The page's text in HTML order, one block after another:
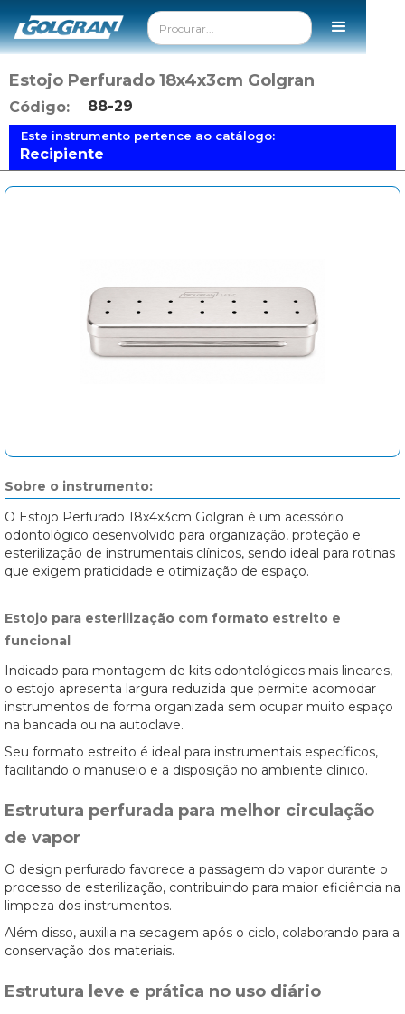
Estojo Perfurado 18x4x3cm Golgran
Código: 88-29
Este instrumento pertence ao catálogo:
Recipiente
Sobre o instrumento:
O Estojo Perfurado 18x4x3cm Golgran é um acessório
odontológico desenvolvido para organização, proteção e
esterilização de instrumentais clínicos, sendo ideal para rotinas
que exigem praticidade e otimização de espaço.
Estojo para esterilização com formato estreito e
funcional
Indicado para montagem de kits odontológicos mais lineares,
o estojo apresenta largura reduzida que permite acomodar
instrumentos de forma organizada sem ocupar muito espaço
na bancada ou na autoclave.
Seu formato estreito é ideal para instrumentais específicos,
facilitando o manuseio e a disposição no ambiente clínico.
Estrutura perfurada para melhor circulação
de vapor
O design perfurado favorece a passagem do vapor durante o
processo de esterilização, contribuindo para maior eficiência na
limpeza dos instrumentos.
Além disso, auxilia na secagem após o ciclo, colaborando para a
conservação dos materiais.
Estrutura leve e prática no uso diário